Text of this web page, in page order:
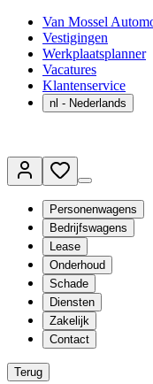
Van Mossel
Vestigingen
Werkplaatsplanner
Vacatures
Klantenservice
nl - Nederlands
Personenwagens
Bedrijfswagens
Lease
Onderhoud
Schade
Diensten
Zakelijk
Contact
Terug